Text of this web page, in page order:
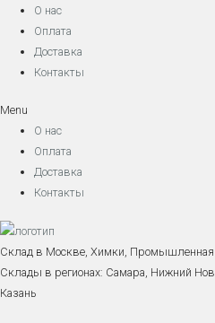
О нас
Оплата
Доставка
Контакты
Menu
О нас
Оплата
Доставка
Контакты
Склад в Москве, Химки, Промышленная
Склады в регионах: Самара, Нижний
Казань